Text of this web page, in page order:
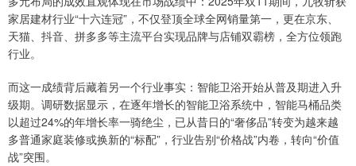
家居建材行业“十六连冠”，不仅登顶全球全网销量第一，更在京东、
天猫、抖音、拼多多等主流平台实现品牌与店铺双霸榜，全方位领跑
行业。
而这一成绩背后藏着另一个行业事实：智能卫浴开始从普及期进入升
级期。调研数据显示，在逐年增长的智能卫浴系统中，智能马桶品类
以超过24%的年增长率一骑绝尘，已从昔日的“奢侈品”转变为越来越
多普通家庭装修或换新的“标配”，行业告别“价格战”内卷，转向“价值
战”突围。